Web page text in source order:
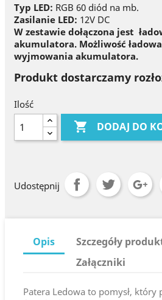
Typ LED: RGB 60 diód na mb.
Zasilanie LED: 12V DC
W zestawie dołączona jest
akumulatora. Możliwość
wyjmowania akumulatora.
Produkt dostarczamy
Ilość
 DODAJ DO
Udostępnij
Opis
Szczegóły
Załączniki
Patera Ledowa to pomysł, który